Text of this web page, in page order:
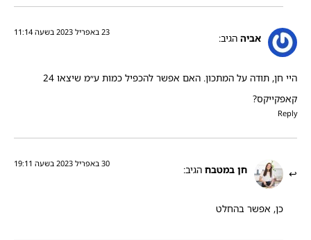
אביה הגיב:
23 באפריל 2023 בשעה 11:14
היי חן, תודה על המתכון. האם אפשר להכפיל כמות ע״מ שיצאו 24
קאפקייקס?
Reply
חן במטבח הגיב:
30 באפריל 2023 בשעה 19:11
כן, אפשר בהחלט